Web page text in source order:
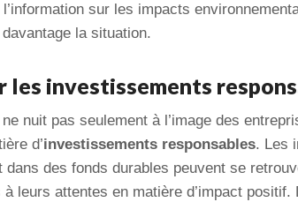
l’information sur les impacts
la situation.
les investissements
nuit pas seulement à l’image des
d’investissements responsables. Les
dans des fonds durables peuvent se
à leurs attentes en matière d’impact